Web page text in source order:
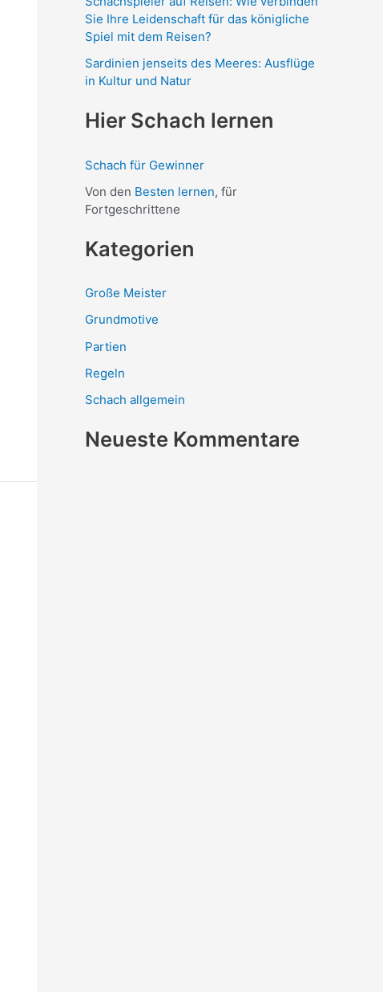
Sie Ihre Leidenschaft für das königliche
Spiel mit dem Reisen?
Sardinien jenseits des Meeres: Ausflüge
in Kultur und Natur
Hier Schach lernen
Schach für Gewinner
Von den Besten lernen, für
Fortgeschrittene
Kategorien
Große Meister
Grundmotive
Partien
Regeln
Schach allgemein
Neueste Kommentare